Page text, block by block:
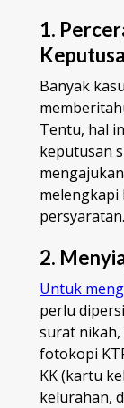
1.
Banyak
Tentu, hal
keputusan
melengkapi
persyaratan.
2.
Untuk
perlu
surat
fotokopi
KK (kartu
kelurahan,